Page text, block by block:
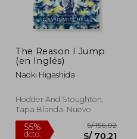
The Reason I Jump
(en Inglés)
Naoki Higashida
Hodder And Stoughton,
Tapa Blanda, Nuevo